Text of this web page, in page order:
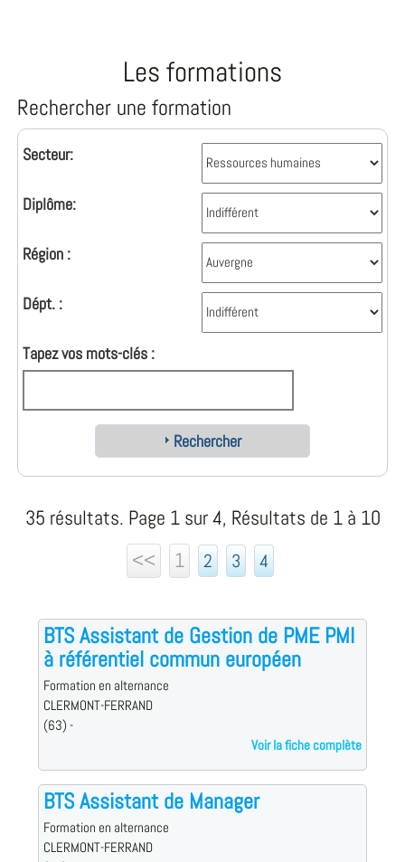
Les formations
Rechercher une formation
Secteur:
Diplôme:
Région :
Dépt. :
Tapez vos mots-clés :
Rechercher
35 résultats. Page 1 sur 4, Résultats de 1 à 10
<<
1 2 3 4
BTS Assistant de Gestion de PME PMI
à référentiel commun européen
Formation en alternance
CLERMONT-FERRAND
(63) -
Voir la fiche complète
BTS Assistant de Manager
Formation en alternance
CLERMONT-FERRAND